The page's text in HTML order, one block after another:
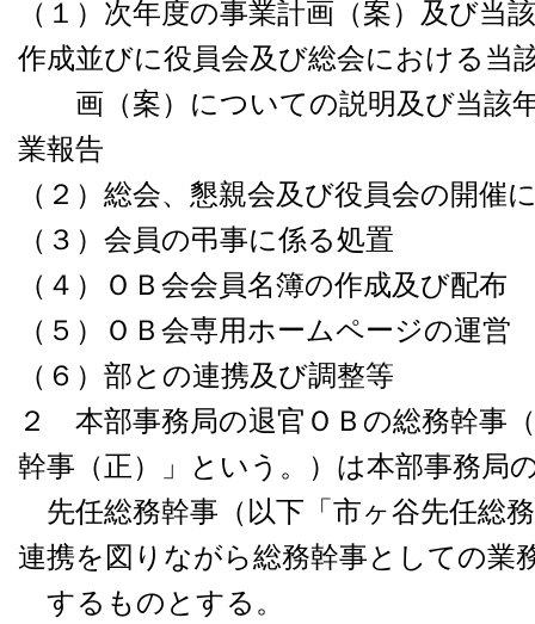
（１）次年度の事業計画（案）及び当
作成並びに役員会及び総会における当
画（案）についての説明及び当該
業報告
（２）総会、懇親会及び役員会の開催
（３）会員の弔事に係る処置
（４）ＯＢ会会員名簿の作成及び配布
（５）ＯＢ会専用ホームページの運営
（６）部との連携及び調整等
２ 本部事務局の退官ＯＢの総務幹事
幹事（正）」という。）は本部事務局
先任総務幹事（以下「市ヶ谷先任総
連携を図りながら総務幹事としての業
するものとする。